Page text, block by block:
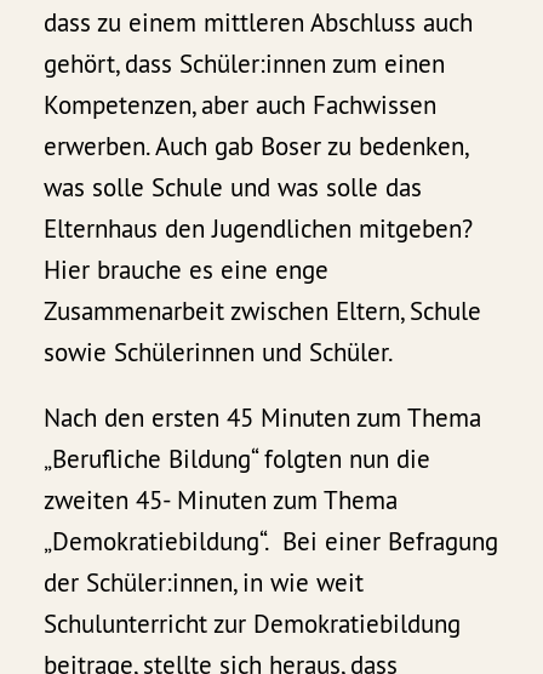
dass zu einem mittleren Abschluss auch
gehört, dass Schüler:innen zum einen
Kompetenzen, aber auch Fachwissen
erwerben. Auch gab Boser zu bedenken,
was solle Schule und was solle das
Elternhaus den Jugendlichen mitgeben?
Hier brauche es eine enge
Zusammenarbeit zwischen Eltern, Schule
sowie Schülerinnen und Schüler.
Nach den ersten 45 Minuten zum Thema
„Berufliche Bildung“ folgten nun die
zweiten 45- Minuten zum Thema
„Demokratiebildung“. Bei einer Befragung
der Schüler:innen, in wie weit
Schulunterricht zur Demokratiebildung
beitrage, stellte sich heraus, dass